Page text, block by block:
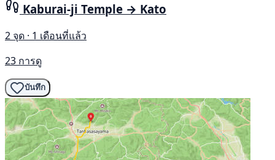
Kaburai-ji Temple → Kato
2 จุด · 1 เดือนที่แล้ว
23 การดู
บันทึก